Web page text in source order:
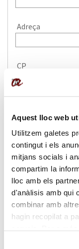
Aquest lloc web
Utilitzem galetes
contingut i els
mitjans socials i
compartim la
lloc amb els
d'anàlisis amb qui
combinar amb
hagin recopilat a